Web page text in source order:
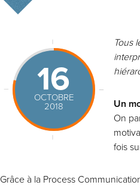
16
OCTOBRE
2018
Tous
Un
On
fois
Grâce à la Process